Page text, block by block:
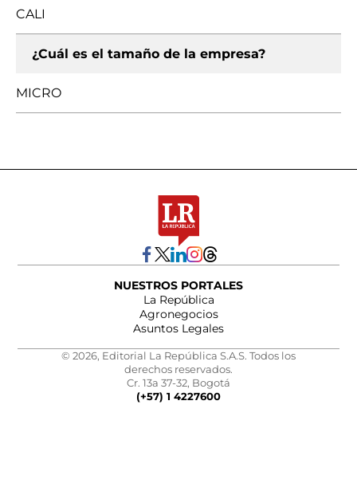
CALI
¿Cuál es el tamaño de la empresa?
MICRO
NUESTROS PORTALES
La República
Agronegocios
Asuntos Legales
© 2026, Editorial La República S.A.S. Todos los
derechos reservados.
Cr. 13a 37-32, Bogotá
(+57) 1 4227600